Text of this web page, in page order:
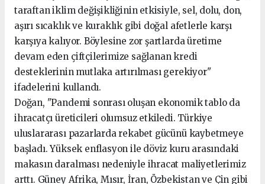
taraftan iklim değişikliğinin etkisiyle, sel, dolu, don,
aşırı sıcaklık ve kuraklık gibi doğal afetlerle karşı
karşıya kalıyor. Böylesine zor şartlarda üretime
devam eden çiftçilerimize sağlanan kredi
desteklerinin mutlaka artırılması gerekiyor"
ifadelerini kullandı.
Doğan, "Pandemi sonrası oluşan ekonomik tablo da
ihracatçı üreticileri olumsuz etkiledi. Türkiye
uluslararası pazarlarda rekabet gücünü kaybetmeye
başladı. Yüksek enflasyon ile döviz kuru arasındaki
makasın daralması nedeniyle ihracat maliyetlerimiz
arttı. Güney Afrika, Mısır, İran, Özbekistan ve Çin gibi